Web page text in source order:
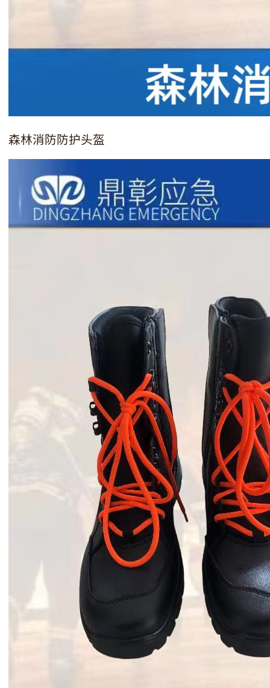
森林消防防护头盔